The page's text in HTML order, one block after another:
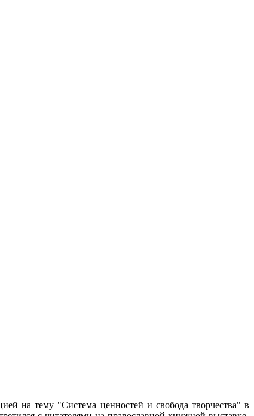
на тему "Система ценностей и свобода творчества" в